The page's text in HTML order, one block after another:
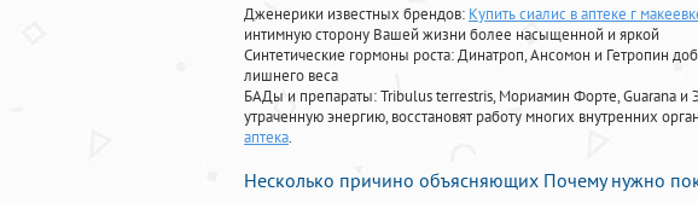
Дженерики известных брендов: Купить сиалис в аптеке г
интимную сторону Вашей жизни более насыщенной и яркой
Синтетические гормоны роста: Динатроп, Ансомон и Гетропин
лишнего веса
БАДы и препараты:Tribulus terrestris, Мориамин Форте, Guarana и
утраченную энергию, восстановят работу многих внутренних
аптека.
Несколько причино объясняющих Почему нужно